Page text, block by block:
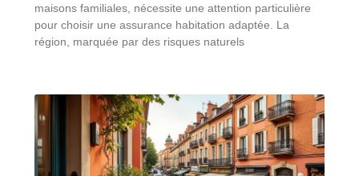
maisons familiales, nécessite une attention particulière
pour choisir une assurance habitation adaptée. La
région, marquée par des risques naturels